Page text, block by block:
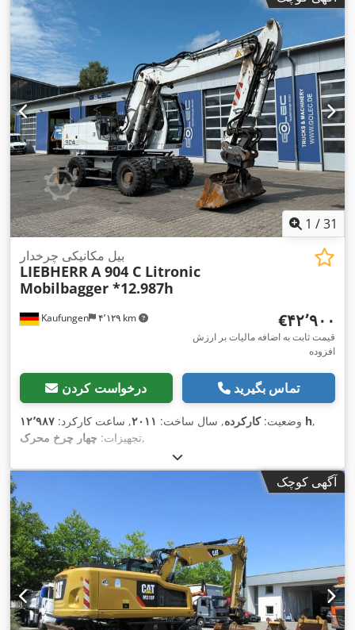
1 /31
Kaufungen ۴٬۱۲۹ km
بیل مکانیکی چرخدار
LIEBHERRA 904 C Litronic
Mobilbagger *12.987h
‎€۴۲٬۹۰۰
قیمت ثابت به اضافه مالیات بر ارزش
افزوده
درخواست کردن تماس بگیرید
وضعیت:کارکرده, سال ساخت: ۲۰۱۱, ساعت کارکرد: ۱۲٬۹۸۷ h,
تجهیزات: چهار چرخ محرک ,
آگهی کوچک